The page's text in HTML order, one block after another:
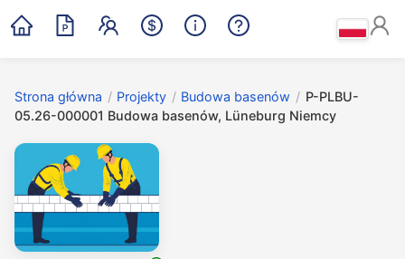
Strona główna / Projekty / Budowa basenów / P-PLBU-
05.26-000001 Budowa basenów, Lüneburg Niemcy